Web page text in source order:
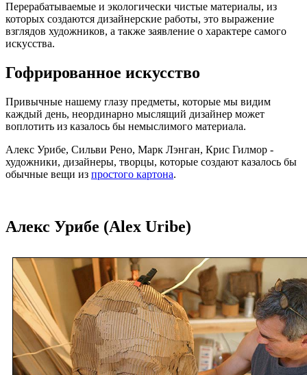
Перерабатываемые и экологически чистые материалы, из
которых создаются дизайнерские работы, это выражение
взглядов художников, а также заявление о характере самого
искусства.
Гофрированное искусство
Привычные нашему глазу предметы, которые мы видим
каждый день, неординарно мыслящий дизайнер может
воплотить из казалось бы немыслимого материала.
Алекс Урибе, Сильви Рено, Марк Лэнган, Крис Гилмор -
художники, дизайнеры, творцы, которые создают казалось бы
обычные вещи из простого картона.
Алекс Урибе (Alex Uribe)